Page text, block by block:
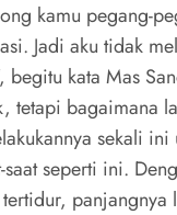
kamu pegang-
Jadi aku tidak
begitu kata Mas
tetapi bagaimana
sekali
seperti ini.